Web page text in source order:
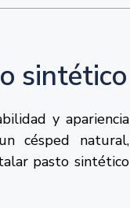
sintético
y apariencia
césped natural,
pasto sintético